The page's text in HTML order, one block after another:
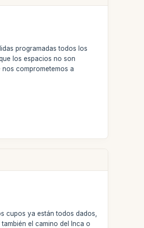
programadas todos los
los espacios no son
comprometemos a
cupos ya están todos dados,
el camino del Inca o